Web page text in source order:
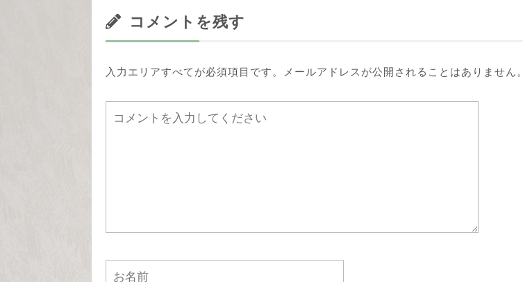
コメントを残す
入力エリアすべてが必須項目です。メールアドレスが公開されることはありません。